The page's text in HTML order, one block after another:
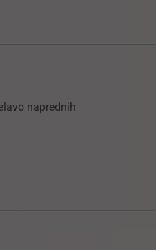
naprednih